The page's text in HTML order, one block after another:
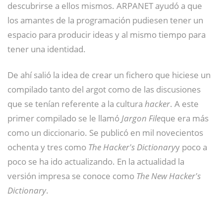
descubrirse a ellos mismos. ARPANET ayudó a que
los amantes de la programación pudiesen tener un
espacio para producir ideas y al mismo tiempo para
tener una identidad.
De ahí salió la idea de crear un fichero que hiciese un
compilado tanto del argot como de las discusiones
que se tenían referente a la cultura hacker. A este
primer compilado se le llamóJargon Fileque era más
como un diccionario. Se publicó en mil novecientos
ochenta y tres como The Hacker's Dictionaryy poco a
poco se ha ido actualizando. En la actualidad la
versión impresa se conoce como The New Hacker's
Dictionary.